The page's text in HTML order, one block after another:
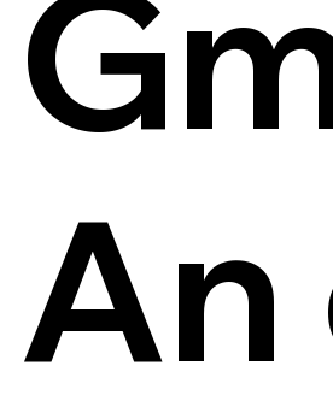
An